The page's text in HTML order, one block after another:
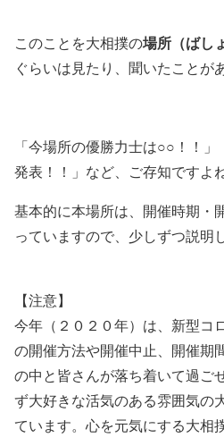
このことを大相撲の場所（ばし
ぐらいは見たり、聞いたことが
「今場所の優勝力士は○○！！
発表！！」など、ご存知ですよね
基本的に本場所は、開催時期・
っていますので、少しずつ説明
【注意】
今年（２０２０年）は、新型コ
の開催方法や開催中止、開催期
の中と皆さんが落ち着いて過ご
ず大好きな活気のある雰囲気の
ています。心を元気にする大相